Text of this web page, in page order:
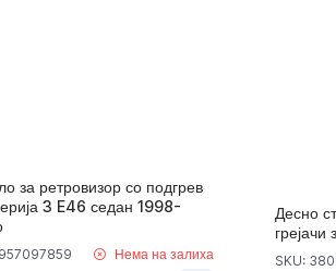
за ретровизор со подгрев
3 E46 седан 1998-
Нема на залиха
Десно
грејачи
SKU: